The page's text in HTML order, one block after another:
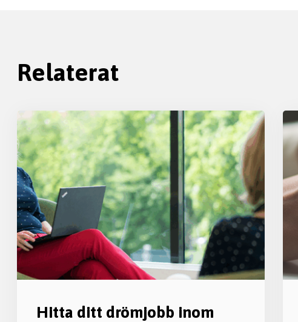
Relaterat
Hitta ditt drömjobb inom